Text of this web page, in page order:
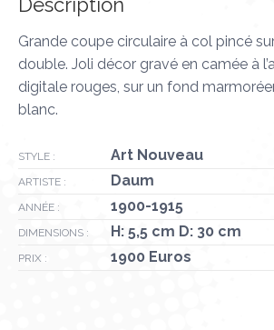
Grande coupe circulaire à col pincé
double. Joli décor gravé en camée à
digitale rouges, sur un fond
blanc.
STYLE : Art Nouveau
ARTISTE : Daum
ANNÉE : 1900-1915
DIMENSIONS : H: 5,5 cm D: 30 cm
PRIX : 1900 Euros